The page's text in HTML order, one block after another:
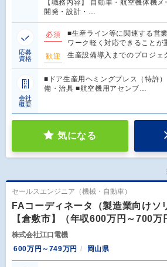
【職務内容】 自動車・航空機体機
開発・設計・…
応募
資格
必須
■生産ライン等に関連する営
ワーク軽く対応できることが
歓迎
生産設備導入までのプロジェ
会社
概要
■ドア生産用ヘミングプレス（特許
備・治具 ■航空機用アセンブ…
気になる
セールスエンジニア（機械・自動車）
FAコーディネータ（製造業向けソ
【倉敷市】（年収600万円～700万
株式会社江口電機
600万円～749万円
岡山県